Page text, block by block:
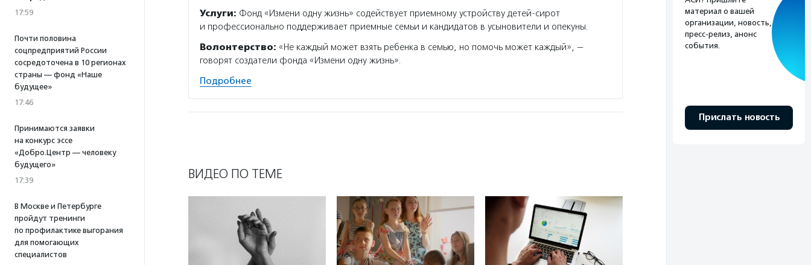
17:59
Почти половина
соцпредприятий России
сосредоточена в 10 регионах
страны — фонд «Наше
будущее»
17:46
Принимаются заявки
на конкурс эссе
«Добро.Центр — человеку
будущего»
17:39
В Москве и Петербурге
пройдут тренинги
по профилактике выгорания
для помогающих
специалистов
Услуги: Фонд «Измени одну жизнь» содействует приемному устройству детей-сирот
и профессионально поддерживает приемные семьи и кандидатов в усыновители и опекуны.
Волонтерство: «Не каждый может взять ребенка в семью, но помочь может каждый», —
говорят создатели фонда «Измени одну жизнь».
Подробнее
ВИДЕО ПО ТЕМЕ
материал о вашей
организации, новость,
пресс-релиз, анонс
события.
Прислать новость